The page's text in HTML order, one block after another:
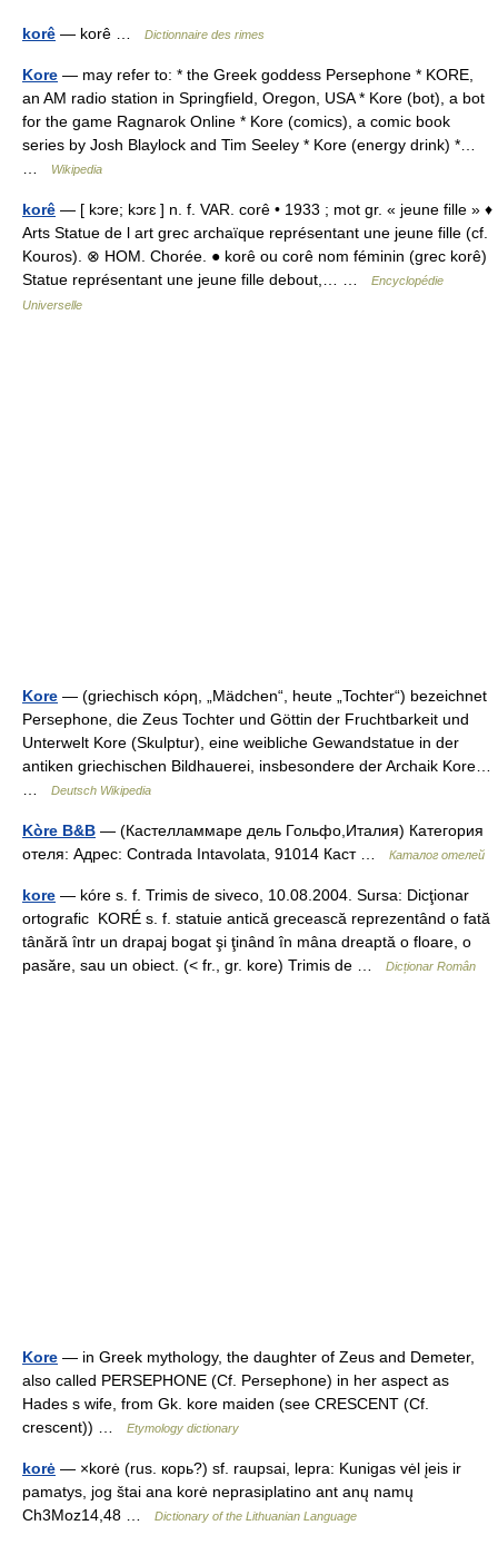
korê — korê … Dictionnaire des rimes
Kore — may refer to: * the Greek goddess Persephone * KORE,
an AM radio station in Springfield, Oregon, USA * Kore (bot), a bot
for the game Ragnarok Online * Kore (comics), a comic book
series by Josh Blaylock and Tim Seeley * Kore (energy drink) *…
Wikipedia
korê — [ kɔre; kɔrɛ ] n. f. VAR. corê • 1933 ; mot gr. « jeune fille » ♦
Arts Statue de l art grec archaïque représentant une jeune fille (cf.
Kouros). ⊗ HOM. Chorée. ● korê ou corê nom féminin (grec korê)
Statue représentant une jeune fille debout,… …
Encyclopédie
Universelle
Kore — (griechisch κόρη, „Mädchen“, heute „Tochter“) bezeichnet
Persephone, die Zeus Tochter und Göttin der Fruchtbarkeit und
Unterwelt Kore (Skulptur), eine weibliche Gewandstatue in der
antiken griechischen Bildhauerei, insbesondere der Archaik Kore…
Deutsch Wikipedia
Kòre B&B — (Кастелламмаре дель Гольфо,Италия) Категория
отеля: Адрес: Contrada Intavolata, 91014 Каст …
Каталог отелей
kore — kóre s. f. Trimis de siveco, 10.08.2004. Sursa: Dicţionar
ortografic KORÉ s. f. statuie antică grecească reprezentând o fată
tânără într un drapaj bogat şi ţinând în mâna dreaptă o floare, o
pasăre, sau un obiect. (< fr., gr. kore) Trimis de …
Dicționar Român
Kore — in Greek mythology, the daughter of Zeus and Demeter,
also called PERSEPHONE (Cf. Persephone) in her aspect as
Hades s wife, from Gk. kore maiden (see CRESCENT (Cf.
crescent)) …
Etymology dictionary
korė — ×korė (rus. кopь?) sf. raupsai, lepra: Kunigas vėl įeis ir
pamatys, jog štai ana korė neprasiplatino ant anų namų
Ch3Moz14,48 …
Dictionary of the Lithuanian Language